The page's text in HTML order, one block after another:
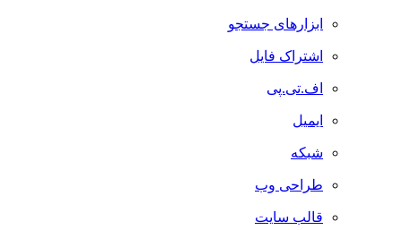
ابزارهای جستجو
اشتراک فایل
اف.تی.پی
ایمیل
شبکه
طراحی وب
قالب سایت